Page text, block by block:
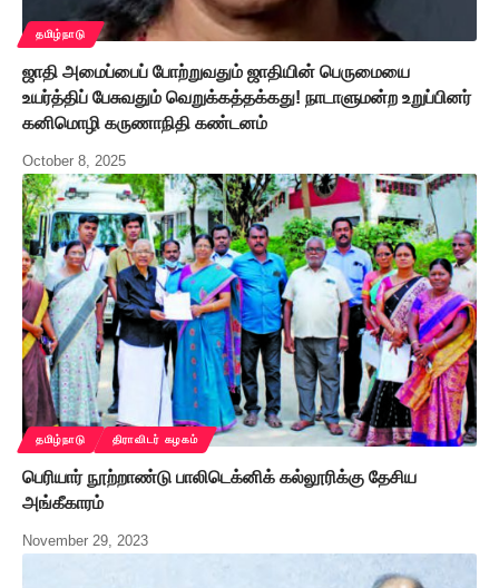
தமிழ்நாடு
ஜாதி அமைப்பைப் போற்றுவதும் ஜாதியின் பெருமையை
உயர்த்திப் பேசுவதும் வெறுக்கத்தக்கது! நாடாளுமன்ற உறுப்பினர்
கனிமொழி கருணாநிதி கண்டனம்
October 8, 2025
தமிழ்நாடு திராவிடர் கழகம்
பெரியார் நூற்றாண்டு பாலிடெக்னிக் கல்லூரிக்கு தேசிய
அங்கீகாரம்
November 29, 2023